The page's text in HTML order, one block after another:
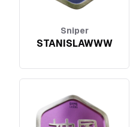
Sniper
STANISLAWWW